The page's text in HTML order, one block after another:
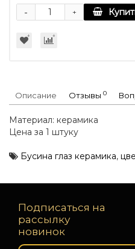
+
-
Описание Отзывы 0
Материал: керамика
Цена за 1 штуку
Бусина глаз керамика,
Подписаться на
рассылку
новинок